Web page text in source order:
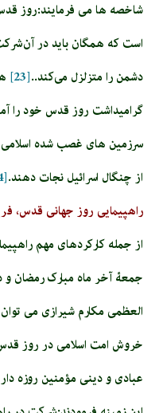
شاخصه ها می فرمایند:روز قدس
است که همگان باید در آن
دشمن را متزلزل می‌کند..[23]
گرامیداشت روز قدس خود را
سرزمین‌ های غصب شده اسلامی
از چنگال اسرائیل نجات دهند.[24]
راهپیمایی روز جهانی قدس،
از جمله کارکردهای مهم
جمعۀ آخر ماه مبارک رمضان و
العظمی مکارم شیرازی می
خروش امت اسلامی در روز
عبادی و دینی مؤمنین روزه